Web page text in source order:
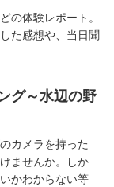
の体験レポート。
た感想や、当日聞
グ～水辺の野
カメラを持った
ませんか。しか
かわからない等